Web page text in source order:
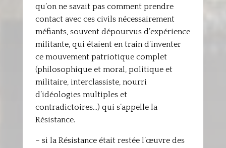
qu’on ne savait pas comment prendre
contact avec ces civils nécessairement
méfiants, souvent dépourvus d’expérience
militante, qui étaient en train d’inventer
ce mouvement patriotique complet
(philosophique et moral, politique et
militaire, interclassiste, nourri
d’idéologies multiples et
contradictoires…) qui s’appelle la
Résistance.
– si la Résistance était restée l’œuvre des